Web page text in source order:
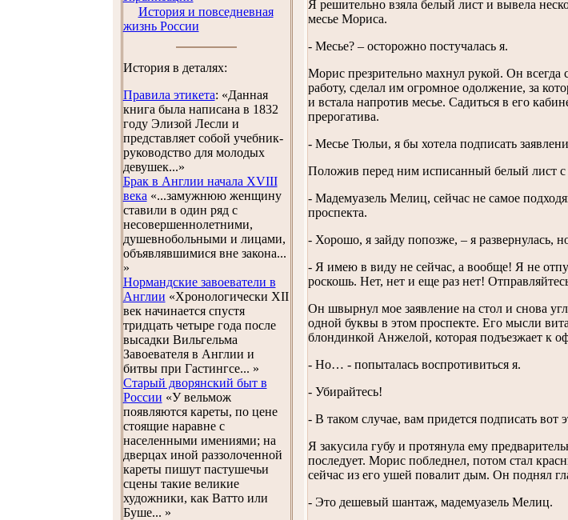
История и повседневная
жизнь России
История в деталях:
Правила этикета: «Данная
книга была написана в 1832
году Элизой Лесли и
представляет собой учебник-
руководство для молодых
девушек...»
Брак в Англии начала XVIII
века «...замужнюю женщину
ставили в один ряд с
несовершеннолетними,
душевнобольными и лицами,
объявлявшимися вне закона...
»
Нормандские завоеватели в
Англии «Хронологически XII
век начинается спустя
тридцать четыре года после
высадки Вильгельма
Завоевателя в Англии и
битвы при Гастингсе... »
Старый дворянский быт в
России «У вельмож
появляются кареты, по цене
стоящие наравне с
населенными имениями; на
дверцах иной раззолоченной
кареты пишут пастушечьи
сцены такие великие
художники, как Ватто или
Буше... »
Я решительно взяла белый лист и вывела
месье Мориса.
- Месье? – осторожно постучалась я.
Морис презрительно махнул рукой. Он всегда
работу, сделал им огромное одолжение, за
и встала напротив месье. Садиться в его
прерогатива.
- Месье Тюльи, я бы хотела подписать
Положив перед ним исписанный белый лист с
- Мадемуазель Мелиц, сейчас не самое
проспекта.
- Хорошо, я зайду попозже, – я развернулась,
- Я имею в виду не сейчас, а вообще! Я не
роскошь. Нет, нет и еще раз нет!
Он швырнул мое заявление на стол и снова
одной буквы в этом проспекте. Его мысли
блондинкой Анжелой, которая подъезжает к
- Но… - попыталась воспротивиться я.
- Убирайтесь!
- В таком случае, вам придется подписать вот
Я закусила губу и протянула ему
последует. Морис побледнел, потом стал
сейчас из его ушей повалит дым. Он поднял
- Это дешевый шантаж, мадемуазель Мелиц.